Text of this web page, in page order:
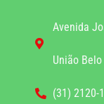
Avenida
União
(31) 2120-